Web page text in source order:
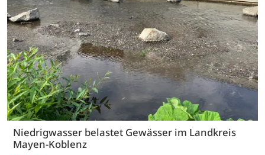
Niedrigwasser belastet Gewässer im Landkreis
Mayen-Koblenz